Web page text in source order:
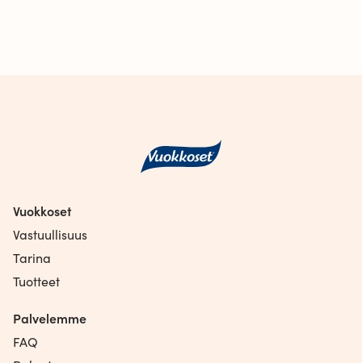
Vuokkoset
Vastuullisuus
Tarina
Tuotteet
Palvelemme
FAQ